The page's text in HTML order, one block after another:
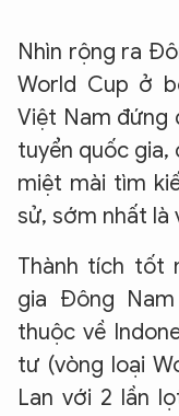
Nhìn rộng ra
World Cup ở
Việt Nam đứng
tuyển quốc gia,
miệt mài tìm
sử, sớm nhất là
Thành tích tốt
gia Đông
thuộc về
tư (vòng loại
Lan với 2 lần